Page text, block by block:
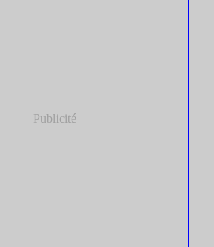
Publicité